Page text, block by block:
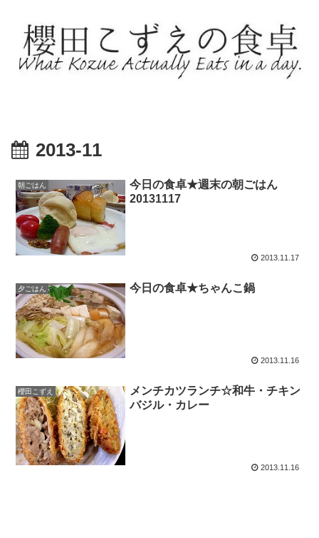
2013-11
朝ごはん
今日の食卓★週末の朝ごはん
20131117
2013.11.17
夕ごはん 今日の食卓★ちゃんこ鍋
2013.11.16
櫻田こずえ
メンチカツランチ☆和牛・チキン
バジル・カレー
2013.11.16